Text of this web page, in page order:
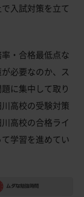
入試対策を立て
・合格最低点な
必要なのか、ス
に集中して取り
高校の受験対策
高校の合格ライ
学習を進めてい